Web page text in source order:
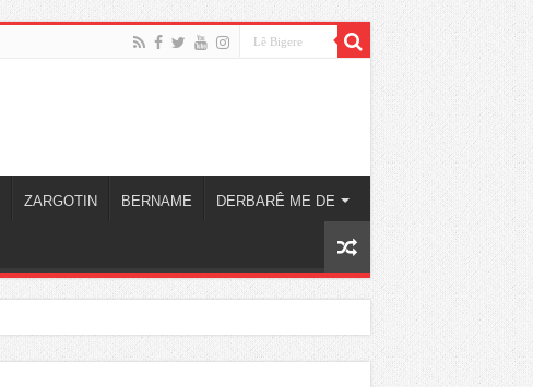
ZARGOTIN BERNAME DERBARÊ ME DE